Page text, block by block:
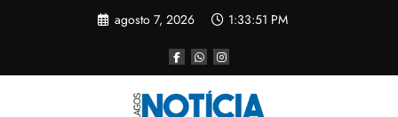
agosto 7, 2026 1:33:51 PM